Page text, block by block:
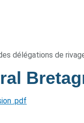
délégations de
.pdf